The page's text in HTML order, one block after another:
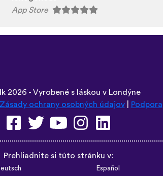
Prehliadnite si túto stránku v:
Español
Norsk Dansk
עברית 中文